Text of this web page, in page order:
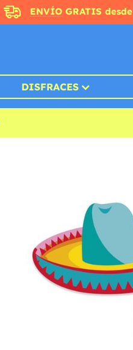
ENVÍOGRATIS desde
DISFRACES